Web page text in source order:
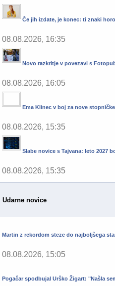
Če jih izdate, je konec: ti znaki
08.08.2026, 16:35
Novo razkritje v povezavi s
08.08.2026, 16:05
Ema Klinec v boj za nove stopničke
08.08.2026, 15:35
Slabe novice s Tajvana: leto 2027
08.08.2026, 15:35
Udarne novice
Martin z rekordom steze do najboljšega
08.08.2026, 15:05
Pogačar spodbujal Urško Žigart: "Našla